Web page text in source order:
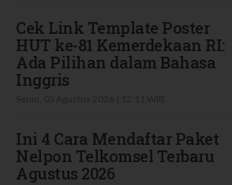
Cek Link Template Poster
HUT ke-81 Kemerdekaan RI:
Ada Pilihan dalam Bahasa
Inggris
Ini 4 Cara Mendaftar Paket
Nelpon Telkomsel Terbaru
Agustus 2026